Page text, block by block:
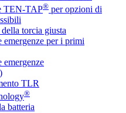
TEN-TAP® per opzioni di
torcia giusta
emergenze per i primi
emergenze
TLR
®
batteria